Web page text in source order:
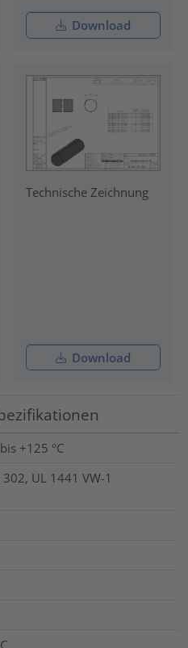
Download
Technische Zeichnung
Download
+125 °C
302, UL 1441 VW-1